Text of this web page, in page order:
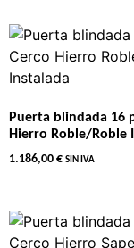
Puerta blindada 16
Hierro Roble/Roble
1.186,00 € SIN IVA